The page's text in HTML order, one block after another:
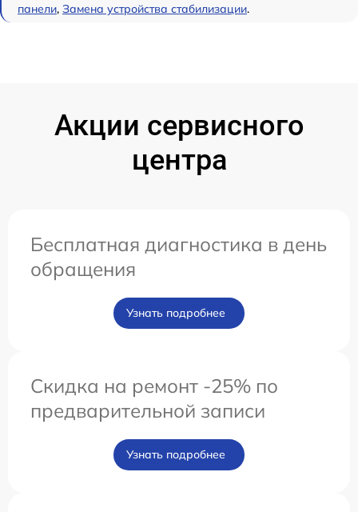
панели, Замена устройства стабилизации.
Акции сервисного
центра
Бесплатная диагностика в день
обращения
Узнать подробнее
Скидка на ремонт -25% по
предварительной записи
Узнать подробнее